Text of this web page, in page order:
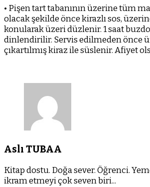
• Pişen tart tabanının üzerine tüm
olacak şekilde önce kirazlı sos,
konularak üzeri düzlenir. 1 saat
dinlendirilir. Servis edilmeden önce
çıkartılmış kiraz ile süslenir. Afiyet
Aslı TUBAA
Kitap dostu. Doğa sever. Öğrenci.
ikram etmeyi çok seven biri...